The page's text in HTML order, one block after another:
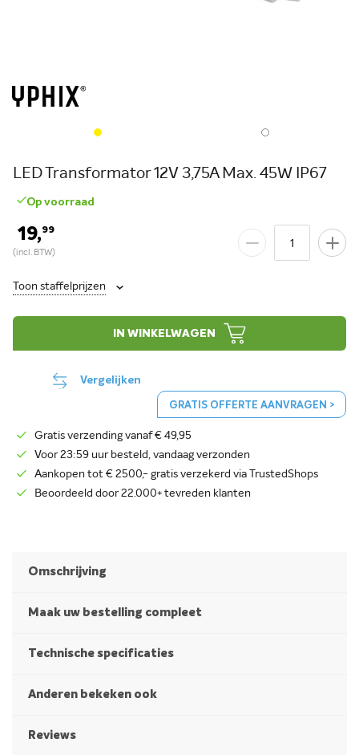
LED Transformator 12V 3,75A Max. 45W IP67
Op voorraad
19,99
Toon staffelprijzen
IN WINKELWAGEN
Vergelijken
GRATIS OFFERTE AANVRAGEN >
Gratis verzending vanaf € 49,95
Voor 23:59 uur besteld, vandaag verzonden
Aankopen tot € 2500,- gratis verzekerd via TrustedShops
Beoordeeld door 22.000+ tevreden klanten
Omschrijving
Maak uw bestelling compleet
Technische specificaties
Anderen bekeken ook
Reviews